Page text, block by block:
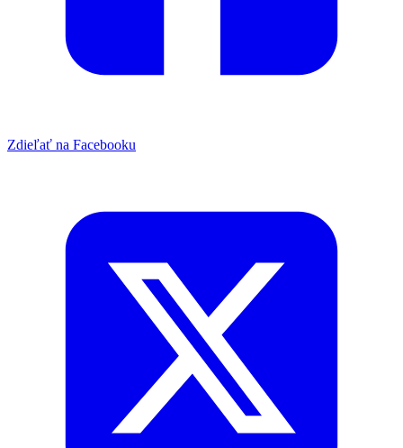
Zdieľať na Facebooku